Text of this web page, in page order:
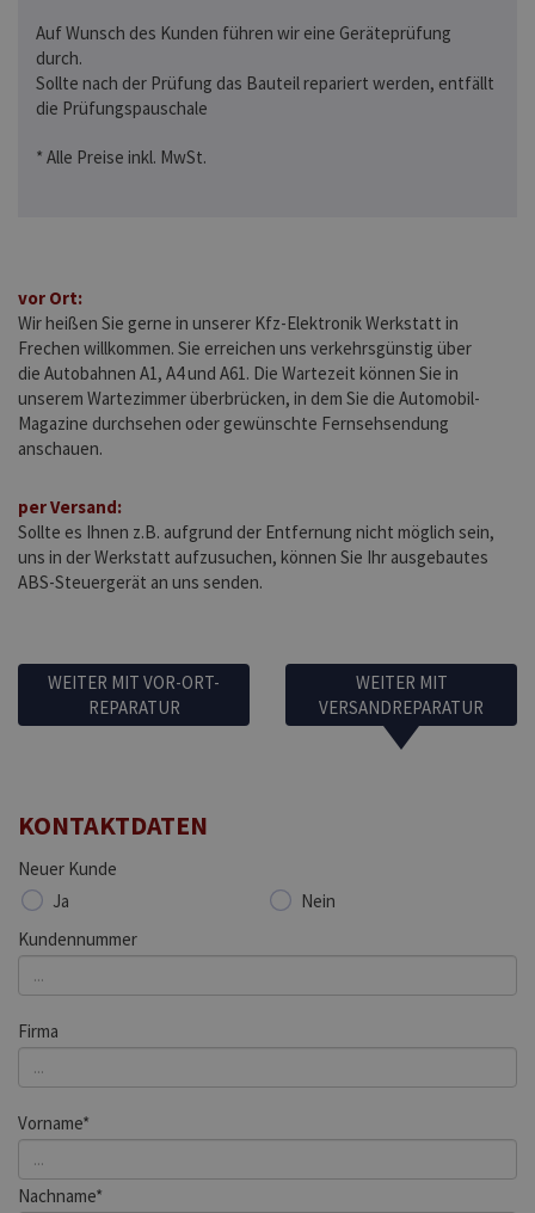
Auf Wunsch des Kunden führen wir eine Geräteprüfung
durch.
Sollte nach der Prüfung das Bauteil repariert werden, entfällt
die Prüfungspauschale
* Alle Preise inkl. MwSt.
vor Ort:
Wir heißen Sie gerne in unserer Kfz-Elektronik Werkstatt in
Frechen willkommen. Sie erreichen uns verkehrsgünstig über
die Autobahnen A1, A4 und A61. Die Wartezeit können Sie in
unserem Wartezimmer überbrücken, in dem Sie die Automobil-
Magazine durchsehen oder gewünschte Fernsehsendung
anschauen.
per Versand:
Sollte es Ihnen z.B. aufgrund der Entfernung nicht möglich sein,
uns in der Werkstatt aufzusuchen, können Sie Ihr ausgebautes
ABS-Steuergerät an uns senden.
WEITER MIT VOR-ORT-
REPARATUR
WEITER MIT
VERSANDREPARATUR
KONTAKTDATEN
Neuer Kunde
Ja
Nein
Kundennummer
Firma
Vorname*
Nachname*